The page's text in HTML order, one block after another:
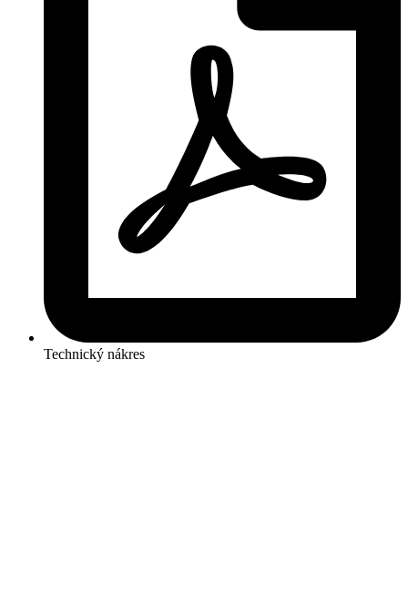
Technický nákres